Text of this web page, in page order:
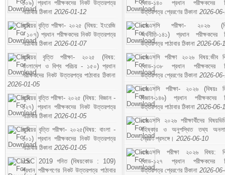
১০৯) প্রধান পরীক্ষকদের নিকট উত্তরপত্র
পাঠাবার ঠিকানা 2026-01-12
জুনিয়র বৃত্তি পরীক্ষা- ২০২৫ (বিষয়: ইংরেজি
- ১০৭) প্রধান পরীক্ষকদের নিকট উত্তরপত্র
পাঠাবার ঠিকানা 2026-01-07
জুনিয়র বৃত্তি পরীক্ষা- ২০২৫ (বিষয়:
বাংলাদেশ ও বিশ্ব পরিচয় - ১৫০) প্রধান
পরীক্ষকদের নিকট উত্তরপত্র পাঠাবার ঠিকানা
2026-01-05
জুনিয়র বৃত্তি পরীক্ষা- ২০২৫ (বিষয়: বিজ্ঞান -
১২৭) প্রধান পরীক্ষকদের নিকট উত্তরপত্র
পাঠাবার ঠিকানা 2026-01-05
জুনিয়র বৃত্তি পরীক্ষা- ২০২৫(বিষয়: বাংলা -
১০১) প্রধান পরীক্ষকদের নিকট উত্তরপত্র
পাঠাবার ঠিকানা 2026-01-05
JSC 2019 গনিত (বিষয়কোড : 109)
প্রধান পরীক্ষগণের নিকট উত্তরপত্র পাঠাবার
কোড-১৪০ প্রধান পরীক্ষকদের
উত্তরপত্র প্রেরণের ঠিকানা 2026-
এসএসসি পরীক্ষা- ২০২৬
অর্থনীতি-১৪১) প্রধান পরীক্ষকদের
উত্তরপত্র পাঠাবার ঠিকানা 2026-06-
এসএসসি পরীক্ষা ২০২৬ বিষয়:জীব
কোড-১৩৮ প্রধান পরীক্ষকদের
উত্তরপত্র প্রেরণের ঠিকানা 2026-
এসএসসি পরীক্ষা- ২০২৬ (বিষয়ঃ
বিজ্ঞান-১৪৬) প্রধান পরীক্ষকদের
উত্তরপত্র পাঠাবার ঠিকানা 2026-06-
এসএসসি ২০২৬ পরীক্ষার্থীদের
বহিষ্কার ও অনুপস্থিত তথ্য
প্রেরণ প্রসঙ্গে। 2026-06-10
এসএসসি পরীক্ষা ২০২৬ বিষয়:
কোড-১২৭ প্রধান পরীক্ষকদের
উত্তরপত্র প্রেরণের ঠিকানা 2026-